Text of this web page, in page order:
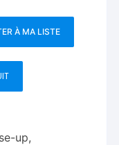
À MA LISTE
up,